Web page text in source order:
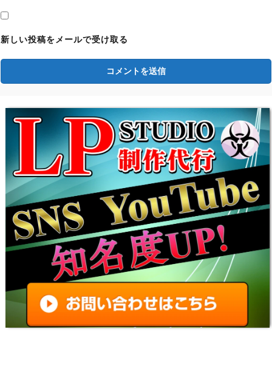
MOD｜衣装を変えるツール導入方法と使い方
【バイオハザード9チート改造】
【バイオレクイエム】おすすめの見た目服装変更
MOD｜衣装を変えるツール導入方法と使い方
【バイオハザード9チート改造】
【バイオレクイエム】弾丸(弾薬)無限化・リロー
ド不要MODの導入方法と使い方【バイオハザー
ド9チート改造】
【バイオレクイエムMOD】おすすめの最強武
器・便利アイテム一覧｜改造ツール導入方法と使
い方【バイオRE4チート】
【バイオレクイエムMOD】REFramework(リフ
レームワーク)の使い方とダウンロード｜アプデ
後の起動とツール導入方法・入れ方【バイオハザ
ード9チート改造】
新しい投稿をメールで受け取る